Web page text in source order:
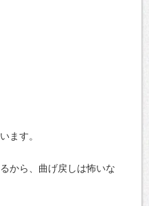
ます。
から、曲げ戻しは怖いな